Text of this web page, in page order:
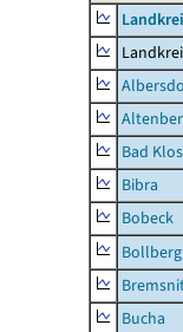
Bad
Bibra
Bobeck
Bollberg
Bucha